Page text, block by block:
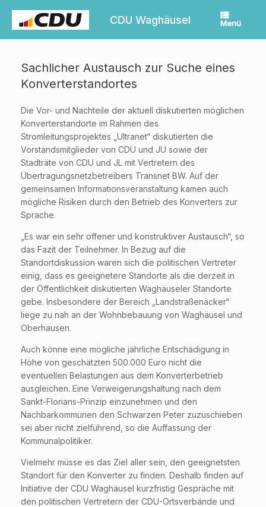
springen
CDU Waghäusel Menü
Sachlicher Austausch zur Suche eines
Konverterstandortes
Die Vor- und Nachteile der aktuell diskutierten möglichen
Konverterstandorte im Rahmen des
Stromleitungsprojektes „Ultranet“ diskutierten die
Vorstandsmitglieder von CDU und JU sowie der
Stadträte von CDU und JL mit Vertretern des
Übertragungsnetzbetreibers Transnet BW. Auf der
gemeinsamen Informationsveranstaltung kamen auch
mögliche Risiken durch den Betrieb des Konverters zur
Sprache.
„Es war ein sehr offener und konstruktiver Austausch“, so
das Fazit der Teilnehmer. In Bezug auf die
Standortdiskussion waren sich die politischen Vertreter
einig, dass es geeignetere Standorte als die derzeit in
der Öffentlichkeit diskutierten Waghäuseler Standorte
gebe. Insbesondere der Bereich „Landstraßenäcker“
liege zu nah an der Wohnbebauung von Waghäusel und
Oberhausen.
Auch könne eine mögliche jährliche Entschädigung in
Höhe von geschätzten 500.000 Euro nicht die
eventuellen Belastungen aus dem Konverterbetrieb
ausgleichen. Eine Verweigerungshaltung nach dem
Sankt-Florians-Prinzip einzunehmen und den
Nachbarkommunen den Schwarzen Peter zuzuschieben
sei aber nicht zielführend, so die Auffassung der
Kommunalpolitiker.
Vielmehr müsse es das Ziel aller sein, den geeignetsten
Standort für den Konverter zu finden. Deshalb finden auf
Initiative der CDU Waghäusel kurzfristig Gespräche mit
den politischen Vertretern der CDU-Ortsverbände und